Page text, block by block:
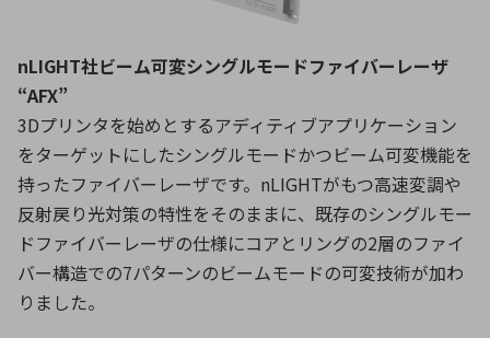
nLIGHT社ビーム可変シングルモードファイバーレーザ
“AFX”
3Dプリンタを始めとするアディティブアプリケーション
をターゲットにしたシングルモードかつビーム可変機能を
持ったファイバーレーザです。nLIGHTがもつ高速変調や
反射戻り光対策の特性をそのままに、既存のシングルモー
ドファイバーレーザの仕様にコアとリングの2層のファイ
バー構造での7パターンのビームモードの可変技術が加わ
りました。